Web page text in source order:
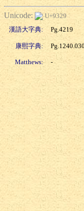
Unicode:
U+9329
漢語大字典:
Pg.4219
康熙字典: Pg.1240.030
Matthews: -